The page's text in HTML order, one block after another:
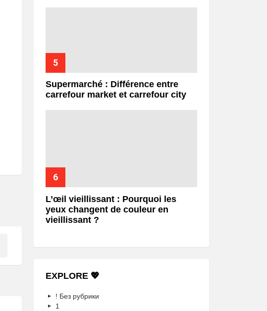
Supermarché : Différence entre
carrefour market et carrefour city
L’œil vieillissant : Pourquoi les
yeux changent de couleur en
vieillissant ?
EXPLORE 💖
! Без рубрики
1